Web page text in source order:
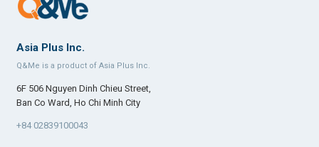
Asia Plus Inc.
Q&Me is a product of Asia Plus Inc.
6F 506 Nguyen Dinh Chieu Street,
Ban Co Ward, Ho Chi Minh City
+84 02839100043